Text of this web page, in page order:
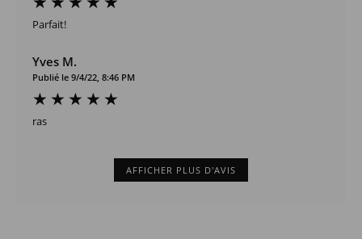
Parfait!
Yves M.
Publié le 9/4/22, 8:46 PM
ras
AFFICHER PLUS D'AVIS